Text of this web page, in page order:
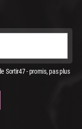
Sortir47 - promis, pas plus